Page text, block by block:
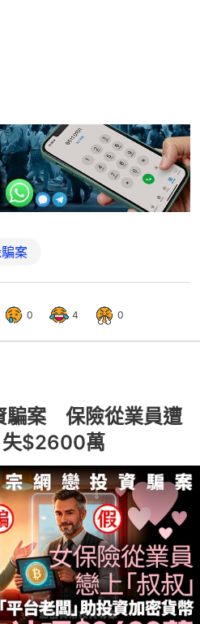
案
0 4 0
騙案 保險從業員遭
$2600萬